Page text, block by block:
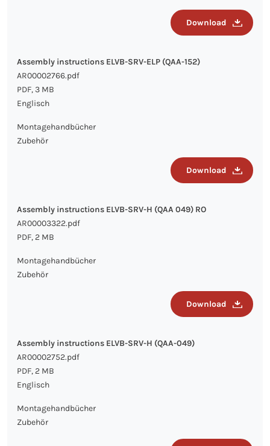
Download
Assembly instructions ELVB-SRV-ELP (QAA-152)
AR00002766.pdf
PDF, 3 MB
Englisch
Montagehandbücher
Zubehör
Download
Assembly instructions ELVB-SRV-H (QAA 049) RO
AR00003322.pdf
PDF, 2 MB
Montagehandbücher
Zubehör
Download
Assembly instructions ELVB-SRV-H (QAA-049)
AR00002752.pdf
PDF, 2 MB
Englisch
Montagehandbücher
Zubehör